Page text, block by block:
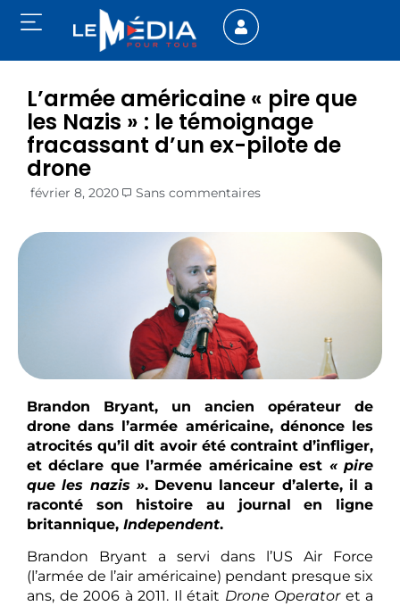
L’armée américaine « pire que
les Nazis » : le témoignage
fracassant d’un ex-pilote de
drone
février 8, 2020 Sans commentaires
Brandon Bryant, un ancien opérateur de
drone dans l’armée américaine, dénonce les
atrocités qu’il dit avoir été contraint d’infliger,
et déclare que l’armée américaine est « pire
que les nazis ». Devenu lanceur d’alerte, il a
raconté son histoire au journal en ligne
britannique, Independent.
Brandon Bryant a servi dans l’US Air Force
(l’armée de l’air américaine) pendant presque six
ans, de 2006 à 2011. Il était Drone Operatoret a